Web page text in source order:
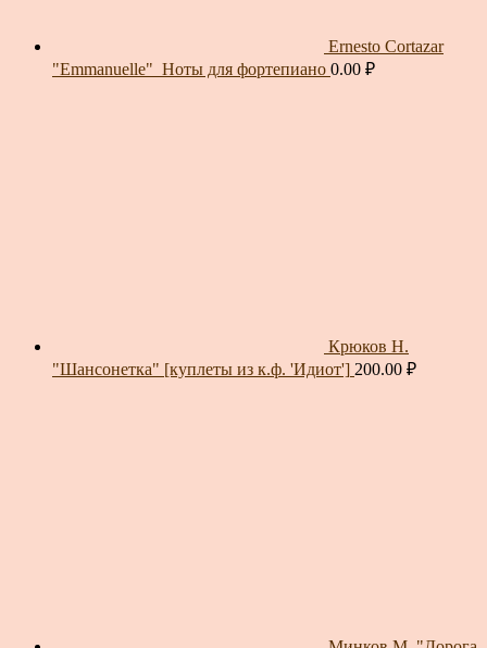
Ernesto Cortazar
"Emmanuelle"_Ноты для фортепиано 0.00 ₽
Крюков Н.
"Шансонетка" [куплеты из к.ф. 'Идиот'] 200.00 ₽